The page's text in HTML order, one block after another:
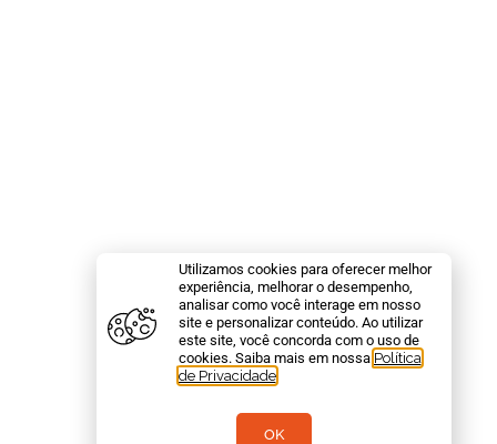
Utilizamos cookies para oferecer melhor
experiência, melhorar o desempenho,
analisar como você interage em nosso
site e personalizar conteúdo. Ao utilizar
este site, você concorda com o uso de
cookies. Saiba mais em nossa Política
de Privacidade.
OK